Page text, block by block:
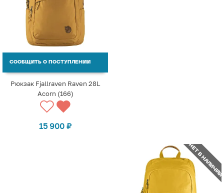
СООБЩИТЬ О ПОСТУПЛЕНИИ
Рюкзак Fjallraven Raven 28L
Acorn (166)
15 900 ₽
НЕТ В НАЛИЧИИ